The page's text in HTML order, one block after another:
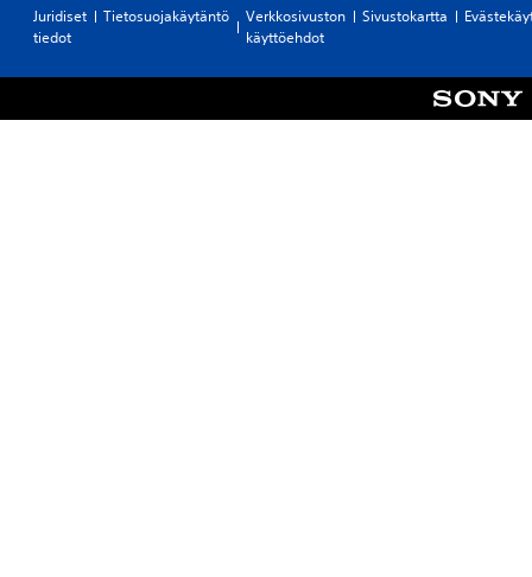
Juridiset
tiedot
Tietosuojakäytäntö
Verkkosivuston
käyttöehdot
Sivustokartta